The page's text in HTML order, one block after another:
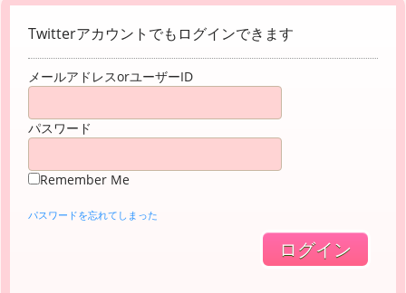
Twitterアカウントでもログインできます
メールアドレスorユーザーID
パスワード
Remember Me
パスワードを忘れてしまった